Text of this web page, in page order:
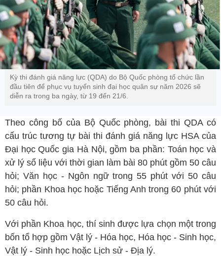
Kỳ thi đánh giá năng lực (QDA) do Bộ Quốc phòng tổ chức lần
đầu tiên để phục vụ tuyển sinh đại học quân sự năm 2026 sẽ
diễn ra trong ba ngày, từ 19 đến 21/6.
Theo công bố của Bộ Quốc phòng, bài thi QDA có
cấu trúc tương tự bài thi đánh giá năng lực HSA của
Đại học Quốc gia Hà Nội, gồm ba phần: Toán học và
xử lý số liệu với thời gian làm bài 80 phút gồm 50 câu
hỏi; Văn học - Ngôn ngữ trong 55 phút với 50 câu
hỏi; phần Khoa học hoặc Tiếng Anh trong 60 phút với
50 câu hỏi.
Với phần Khoa học, thí sinh được lựa chọn một trong
bốn tổ hợp gồm Vật lý - Hóa học, Hóa học - Sinh học,
Vật lý - Sinh học hoặc Lịch sử - Địa lý.